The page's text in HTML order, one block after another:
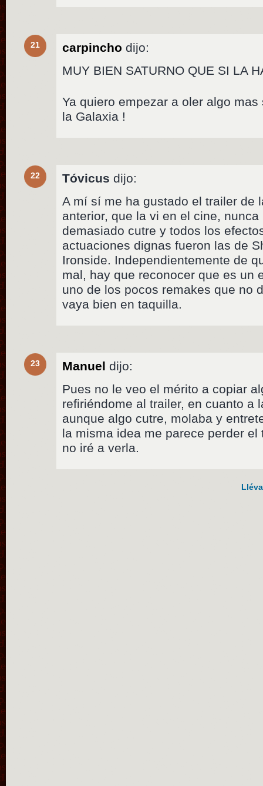
21 carpincho dijo:
MUY BIEN SATURNO QUE SI LA
Ya quiero empezar a oler algo
la Galaxia !
22 Tóvicus dijo:
A mí sí me ha gustado el trailer de
anterior, que la vi en el cine,
demasiado cutre y todos los
actuaciones dignas fueron las de
Ironside. Independientemente de
mal, hay que reconocer que es un
uno de los pocos remakes que no
vaya bien en taquilla.
23 Manuel dijo:
Pues no le veo el mérito a copiar
refiriéndome al trailer, en cuanto a
aunque algo cutre, molaba y
la misma idea me parece perder
no iré a verla.